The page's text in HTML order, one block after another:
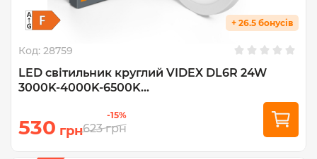
+ 26.5 бонусів
Код: 28759
LED світильник круглий VIDEX DL6R 24W
3000K-4000K-6500K...
530 грн
-15%
623 грн